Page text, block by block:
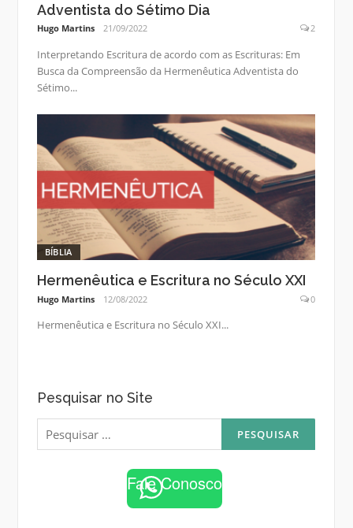
Adventista do Sétimo Dia
Hugo Martins 21/09/2022 2
Interpretando Escritura de acordo com as Escrituras: Em
Busca da Compreensão da Hermenêutica Adventista do
Sétimo...
BÍBLIA
Hermenêutica e Escritura no Século XXI
Hugo Martins 12/08/2022 0
Hermenêutica e Escritura no Século XXI...
Pesquisar no Site
Pesquisar
por:
Fale Conosco